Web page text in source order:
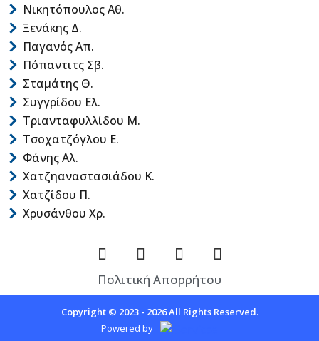
Νικητόπουλος Αθ.
Ξενάκης Δ.
Παγανός Απ.
Πόπαντιτς Σβ.
Σταμάτης Θ.
Συγγρίδου Ελ.
Τριανταφυλλίδου Μ.
Τσοχατζόγλου Ε.
Φάνης Αλ.
Χατζηαναστασιάδου Κ.
Χατζίδου Π.
Χρυσάνθου Χρ.
Πολιτική Απορρήτου
Copyright © 2023 - 2026 All Rights Reserved.
Powered by